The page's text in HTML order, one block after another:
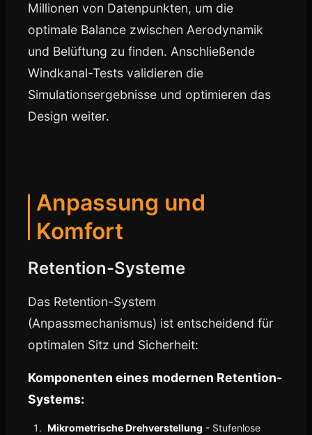
Millionen von Datenpunkten, um die
optimale Balance zwischen Aerodynamik
und Belüftung zu finden. Anschließende
Windkanal-Tests validieren die
Simulationsergebnisse und optimieren das
Design weiter.
Anpassung und
Komfort
Retention-Systeme
Das Retention-System
(Anpassmechanismus) ist entscheidend für
optimalen Sitz und Sicherheit:
Komponenten eines modernen Retention-
Systems:
Mikrometrische Drehverstellung - Stufenlose